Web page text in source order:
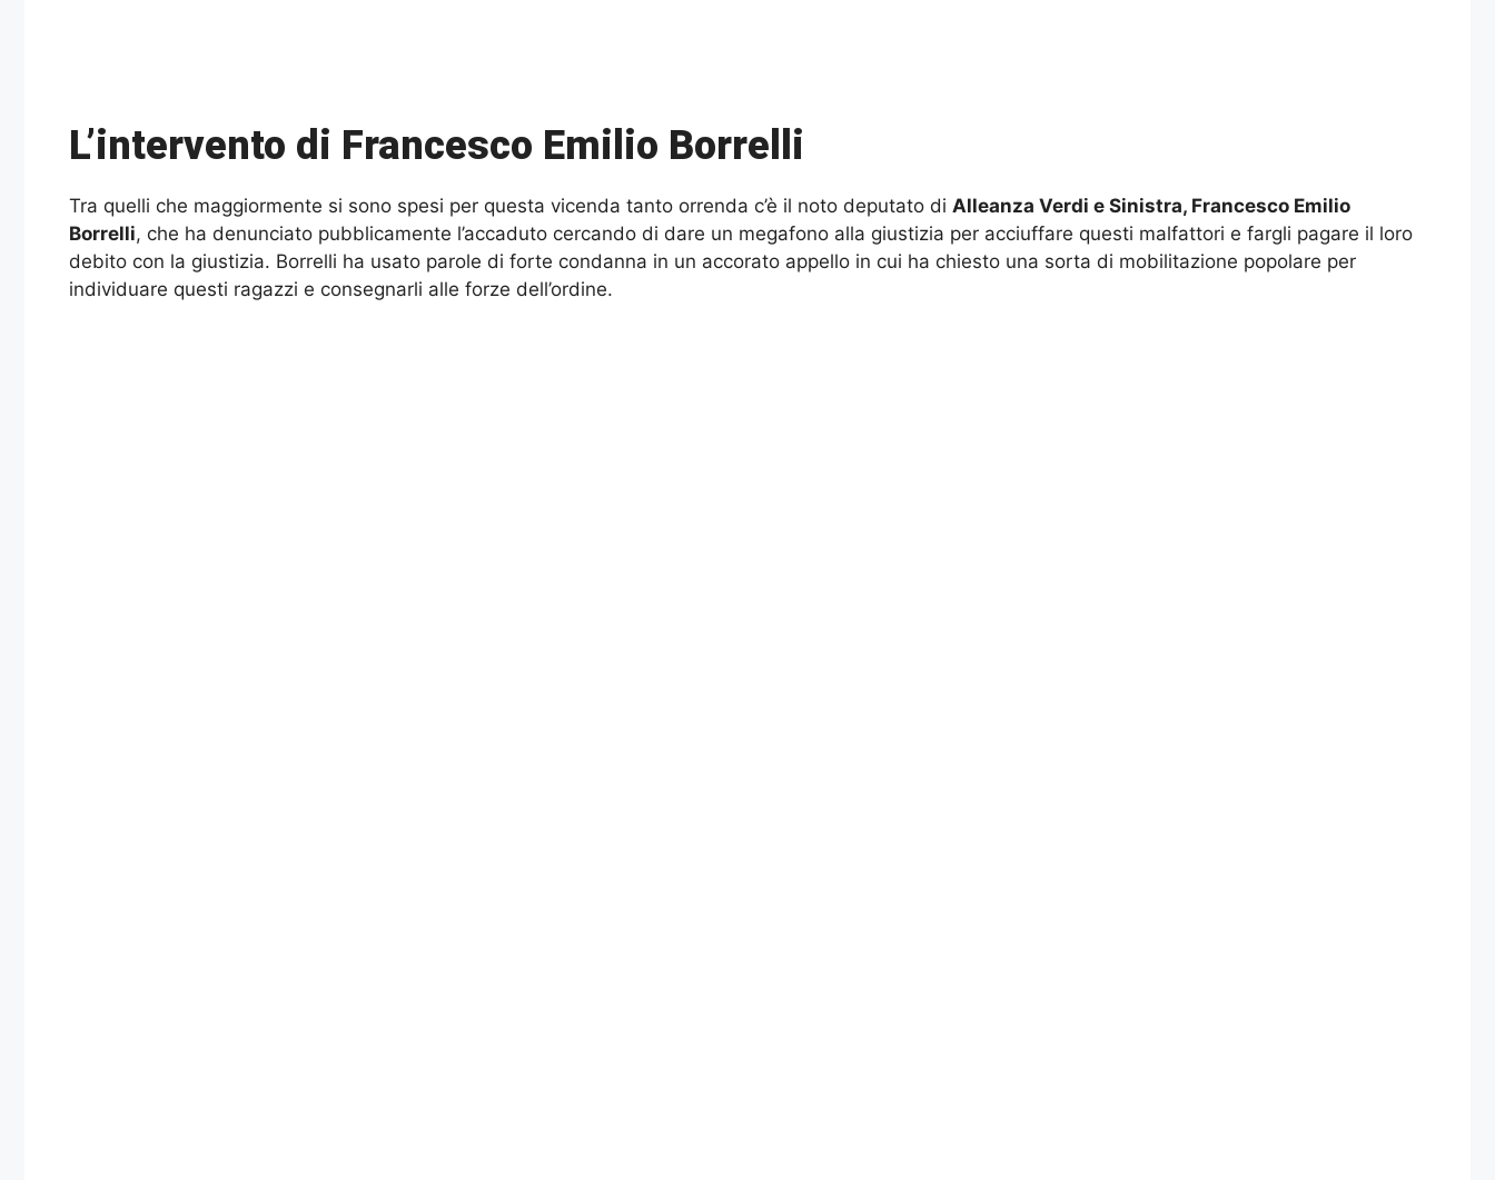
L’intervento di Francesco Emilio Borrelli
Tra quelli che maggiormente si sono spesi per questa vicenda tanto orrenda c’è il noto deputato di Alleanza Verdi e Sinistra, Francesco Emilio
Borrelli, che ha denunciato pubblicamente l’accaduto cercando di dare un megafono alla giustizia per acciuffare questi malfattori e fargli pagare il loro
debito con la giustizia. Borrelli ha usato parole di forte condanna in un accorato appello in cui ha chiesto una sorta di mobilitazione popolare per
individuare questi ragazzi e consegnarli alle forze dell’ordine.